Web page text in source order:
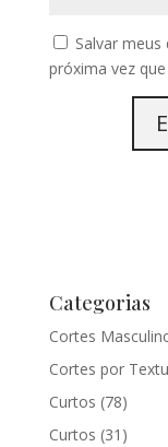
Salvar
próxima vez
Categorias
Cortes
Cortes por
Curtos (78)
Curtos (31)